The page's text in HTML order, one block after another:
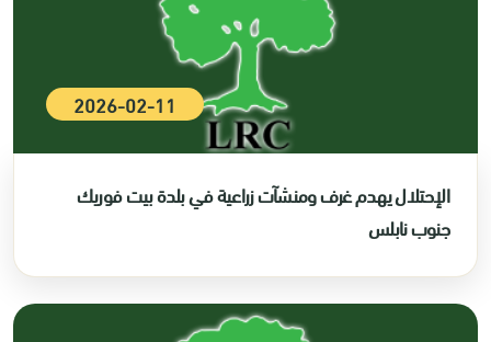
2026-02-11
الإحتلال يهدم غرف ومنشآت زراعية في بلدة بيت فوريك
جنوب نابلس